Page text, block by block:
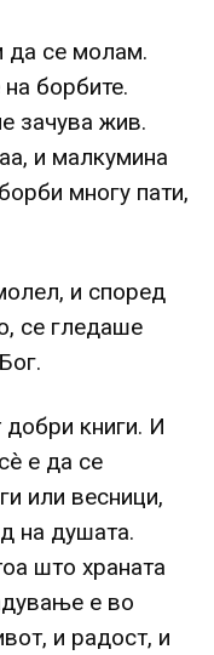
да се молам.
борбите.
зачува жив.
и малкумина
многу пати,
и според
се гледаше
добри книги. И
е да се
или весници,
на душата.
што храната
е во
и радост, и